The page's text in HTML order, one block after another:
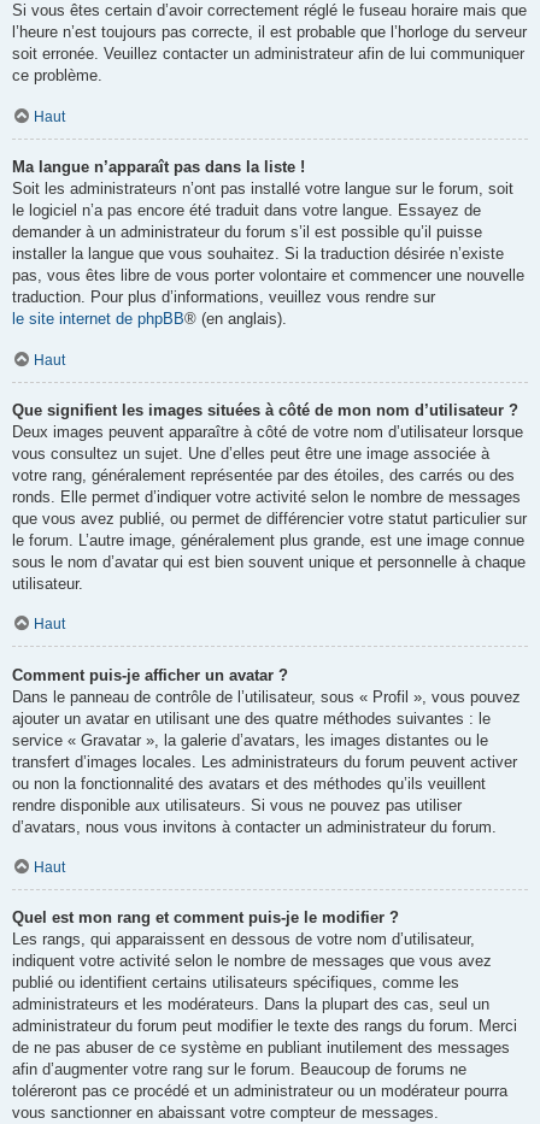
Si vous êtes certain d’avoir correctement réglé le fuseau horaire mais que
l’heure n’est toujours pas correcte, il est probable que l’horloge du serveur
soit erronée. Veuillez contacter un administrateur afin de lui communiquer
ce problème.
Haut
Ma langue n’apparaît pas dans la liste !
Soit les administrateurs n’ont pas installé votre langue sur le forum, soit
le logiciel n’a pas encore été traduit dans votre langue. Essayez de
demander à un administrateur du forum s’il est possible qu’il puisse
installer la langue que vous souhaitez. Si la traduction désirée n’existe
pas, vous êtes libre de vous porter volontaire et commencer une nouvelle
traduction. Pour plus d’informations, veuillez vous rendre sur
le site internet de phpBB® (en anglais).
Haut
Que signifient les images situées à côté de mon nom d’utilisateur ?
Deux images peuvent apparaître à côté de votre nom d’utilisateur lorsque
vous consultez un sujet. Une d’elles peut être une image associée à
votre rang, généralement représentée par des étoiles, des carrés ou des
ronds. Elle permet d’indiquer votre activité selon le nombre de messages
que vous avez publié, ou permet de différencier votre statut particulier sur
le forum. L’autre image, généralement plus grande, est une image connue
sous le nom d’avatar qui est bien souvent unique et personnelle à chaque
utilisateur.
Haut
Comment puis-je afficher un avatar ?
Dans le panneau de contrôle de l’utilisateur, sous « Profil », vous pouvez
ajouter un avatar en utilisant une des quatre méthodes suivantes : le
service « Gravatar », la galerie d’avatars, les images distantes ou le
transfert d’images locales. Les administrateurs du forum peuvent activer
ou non la fonctionnalité des avatars et des méthodes qu’ils veuillent
rendre disponible aux utilisateurs. Si vous ne pouvez pas utiliser
d’avatars, nous vous invitons à contacter un administrateur du forum.
Haut
Quel est mon rang et comment puis-je le modifier ?
Les rangs, qui apparaissent en dessous de votre nom d’utilisateur,
indiquent votre activité selon le nombre de messages que vous avez
publié ou identifient certains utilisateurs spécifiques, comme les
administrateurs et les modérateurs. Dans la plupart des cas, seul un
administrateur du forum peut modifier le texte des rangs du forum. Merci
de ne pas abuser de ce système en publiant inutilement des messages
afin d’augmenter votre rang sur le forum. Beaucoup de forums ne
toléreront pas ce procédé et un administrateur ou un modérateur pourra
vous sanctionner en abaissant votre compteur de messages.